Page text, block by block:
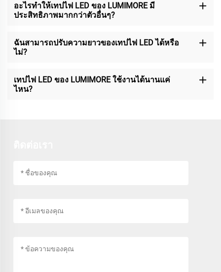
อะไรทำให้เทปไฟ LED ของ LUMIMORE มี
ประสิทธิภาพมากกว่าตัวอื่นๆ?
ฉันสามารถปรับความยาวของเทปไฟ LED ได้หรือ
ไม่?
เทปไฟ LED ของ LUMIMORE ใช้งานได้นานแค่
ไหน?